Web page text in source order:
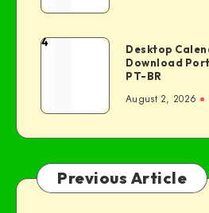
4
Desktop
Download
PT-BR
August 2, 2026
Previous Article